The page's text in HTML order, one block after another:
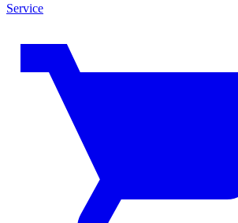
Service